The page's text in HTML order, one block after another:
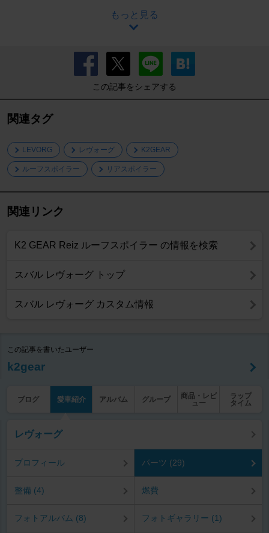
もっと見る
この記事をシェアする
関連タグ
LEVORG レヴォーグ K2GEAR
ルーフスポイラー リアスポイラー
関連リンク
K2 GEAR Reiz ルーフスポイラー の情報を検索
スバル レヴォーグ トップ
スバル レヴォーグ カスタム情報
この記事を書いたユーザー
k2gear
ブログ 愛車紹介 アルバム グループ
商品・レビ
ュー
ラップ
タイム
レヴォーグ
プロフィール パーツ (29)
整備 (4) 燃費
フォトアルバム (8) フォトギャラリー (1)